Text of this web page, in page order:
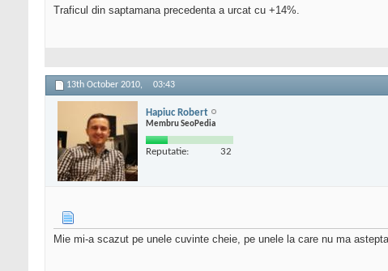
Traficul din saptamana precedenta a urcat cu +14%.
13th October 2010, 03:43
Hapiuc Robert
Membru SeoPedia
Reputatie: 32
Mie mi-a scazut pe unele cuvinte cheie, pe unele la care nu ma